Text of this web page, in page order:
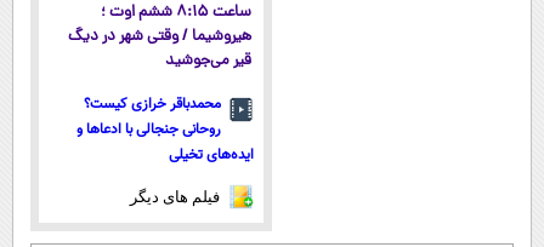
ساعت ۸:۱۵ ششم اوت ؛
هیروشیما / وقتی شهر در دیگ
قیر می‌جوشید
محمدباقر خرازی کیست؟
روحانی جنجالی با ادعاها و
ایده‌های تخیلی
فیلم های دیگر